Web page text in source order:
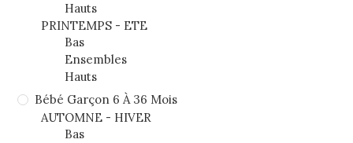
Hauts
PRINTEMPS - ETE
Bas
Ensembles
Hauts
Bébé Garçon 6 À 36 Mois
AUTOMNE - HIVER
Bas